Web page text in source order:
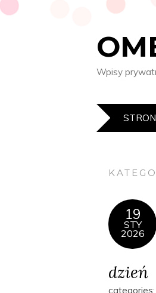
Wpisy
19
STY
2026
dzień
categories: